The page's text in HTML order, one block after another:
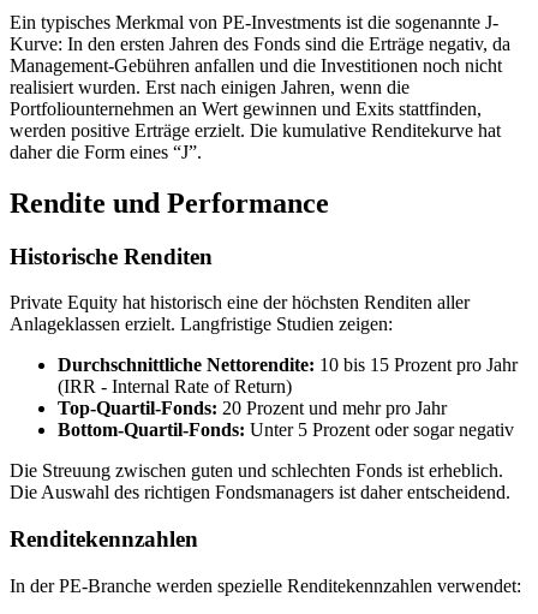
Ein typisches Merkmal von PE-Investments ist die sogenannte J-
Kurve: In den ersten Jahren des Fonds sind die Erträge negativ, da
Management-Gebühren anfallen und die Investitionen noch nicht
realisiert wurden. Erst nach einigen Jahren, wenn die
Portfoliounternehmen an Wert gewinnen und Exits stattfinden,
werden positive Erträge erzielt. Die kumulative Renditekurve hat
daher die Form eines “J”.
Rendite und Performance
Historische Renditen
Private Equity hat historisch eine der höchsten Renditen aller
Anlageklassen erzielt. Langfristige Studien zeigen:
Durchschnittliche Nettorendite: 10 bis 15 Prozent pro Jahr
(IRR - Internal Rate of Return)
Top-Quartil-Fonds: 20 Prozent und mehr pro Jahr
Bottom-Quartil-Fonds: Unter 5 Prozent oder sogar negativ
Die Streuung zwischen guten und schlechten Fonds ist erheblich.
Die Auswahl des richtigen Fondsmanagers ist daher entscheidend.
Renditekennzahlen
In der PE-Branche werden spezielle Renditekennzahlen verwendet: